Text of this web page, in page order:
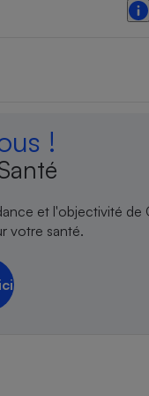
!
et l'objectivité de
votre santé.